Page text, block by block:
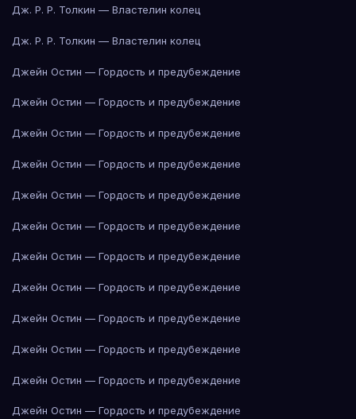
Дж. Р. Р. Толкин — Властелин колец
Дж. Р. Р. Толкин — Властелин колец
Джейн Остин — Гордость и предубеждение
Джейн Остин — Гордость и предубеждение
Джейн Остин — Гордость и предубеждение
Джейн Остин — Гордость и предубеждение
Джейн Остин — Гордость и предубеждение
Джейн Остин — Гордость и предубеждение
Джейн Остин — Гордость и предубеждение
Джейн Остин — Гордость и предубеждение
Джейн Остин — Гордость и предубеждение
Джейн Остин — Гордость и предубеждение
Джейн Остин — Гордость и предубеждение
Джейн Остин — Гордость и предубеждение